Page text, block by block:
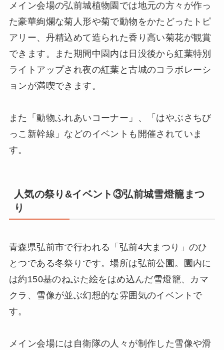
メイン会場の弘前城植物園では地元の方々が作っ
た豪華絢爛な菊人形や菊で動物をかたどったトピ
アリー、丹精込めて造られた香り高い菊花が観賞
できます。また期間中園内は日没後から紅葉特別
ライトアップされ夜の紅葉と古城のコラボレーシ
ョンが満喫できます。
また「動物ふれあいコーナー」、「はやぶさちび
っこ新幹線」などのイベントも開催されていま
す。
人気の祭り&イベント③弘前城雪燈籠まつ
り
青森県弘前市で行われる「弘前4大まつり」のひ
とつである冬祭りです。場所は弘前公園。園内に
は約150基のねぷた絵をはめ込んだ雪燈籠、カマ
クラ、雪像が並ぶ幻想的な雰囲気のイベントで
す。
メイン会場には自衛隊の人々が制作した雪像や滑